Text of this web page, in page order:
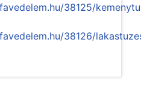
38125/
38126/